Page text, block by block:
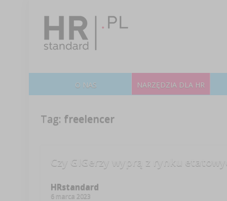
O NAS NARZĘDZIA DLA HR
Tag: freelencer
Czy GIGerzy wyprą z rynku
HRstandard
6 marca 2023